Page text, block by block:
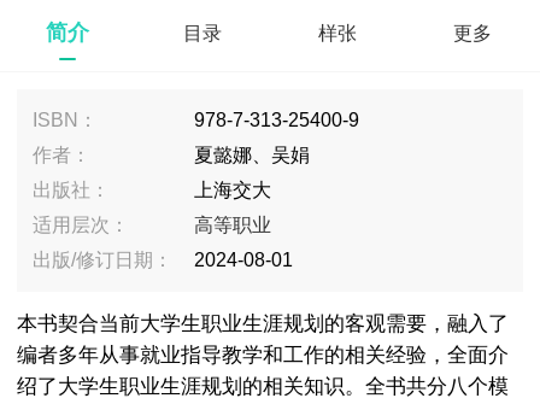
简介 目录 样张 更多
ISBN：
978-7-313-25400-9
作者：
夏懿娜、吴娟
出版社：
上海交大
适用层次：
高等职业
出版/修订日期：
2024-08-01
本书契合当前大学生职业生涯规划的客观需要，融入了
编者多年从事就业指导教学和工作的相关经验，全面介
绍了大学生职业生涯规划的相关知识。全书共分八个模